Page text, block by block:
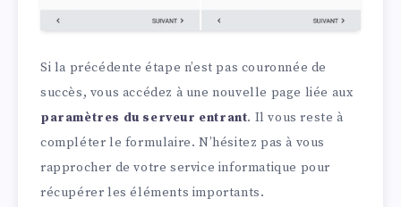
Si la précédente étape n’est pas couronnée de
succès, vous accédez à une nouvelle page liée aux
paramètres du serveur entrant. Il vous reste à
compléter le formulaire. N’hésitez pas à vous
rapprocher de votre service informatique pour
récupérer les éléments importants.